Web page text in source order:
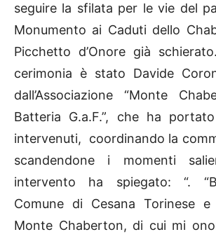
seguire la sfilata per le vie del
Monumento ai Caduti dello
Picchetto d’Onore già
cerimonia è stato Davide
dall’Associazione “Monte
Batteria G.a.F.”, che ha
intervenuti, coordinando la
scandendone i momenti
intervento ha spiegato: “.
Comune di Cesana Torinese e
Monte Chaberton, di cui mi